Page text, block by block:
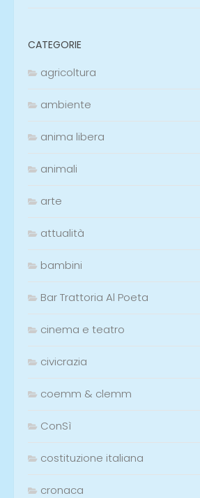
CATEGORIE
agricoltura
ambiente
anima libera
animali
arte
attualità
bambini
Bar Trattoria Al Poeta
cinema e teatro
civicrazia
coemm & clemm
ConSì
costituzione italiana
cronaca